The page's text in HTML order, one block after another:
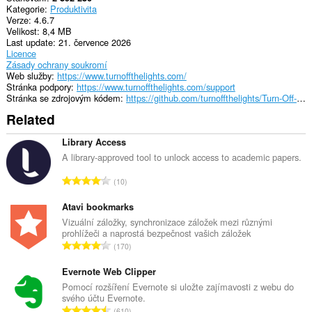
Kategorie Produktivita
Verze 4.6.7
Velikost 8,4 MB
Last update 21. července 2026
Licence
Zásady ochrany soukromí
Web služby https://www.turnoffthelights.com/
Stránka podpory https://www.turnoffthelights.com/support
Stránka se zdrojovým kódem
https://github.com/turnoffthelights/Turn-Off-the-Lights-browser-extension
Related
Library Access
A library-approved tool to unlock access to academic papers.
C
l
k
o
v
p
o
č
10
Atavi bookmarks
Vizuální záložky, synchronizace záložek mezi různými
prohlížeči a naprostá bezpečnost vašich záložek
C
l
k
o
170
Evernote Web Clipper
Pomocí rozšíření Evernote si uložte zajímavosti z webu do
svého účtu Evernote.